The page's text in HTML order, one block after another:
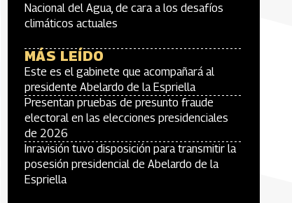
Nacional del Agua, de cara a los desafíos
climáticos actuales
MÁS LEÍDO
Este es el gabinete que acompañará al
presidente Abelardo de la Espriella
Presentan pruebas de presunto fraude
electoral en las elecciones presidenciales
de 2026
Inravisión tuvo disposición para transmitir la
posesión presidencial de Abelardo de la
Espriella